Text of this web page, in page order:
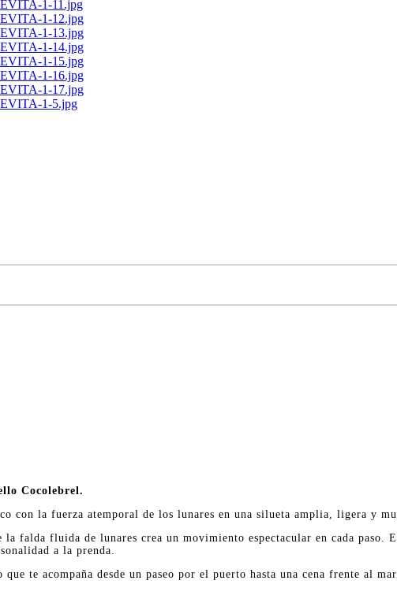
Cocolebrel.
con la fuerza atemporal de los lunares en una silueta amplia, ligera y
falda fluida de lunares crea un movimiento espectacular en cada
a la prenda.
te acompaña desde un paseo por el puerto hasta una cena frente al